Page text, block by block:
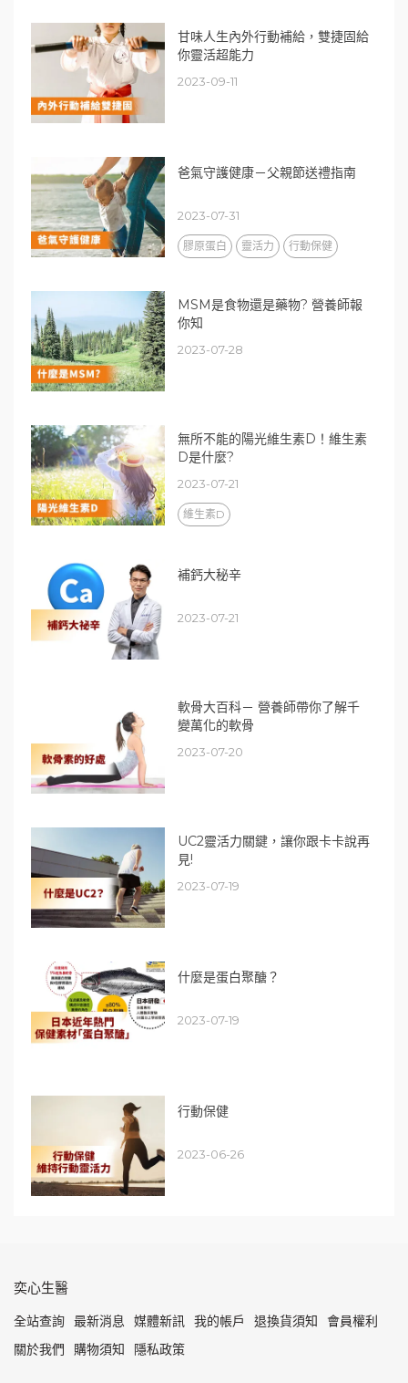
甘味人生內外行動補給，雙捷固給
你靈活超能力
2023-09-11
爸氣守護健康－父親節送禮指南
2023-07-31
膠原蛋白 靈活力 行動保健
MSM是食物還是藥物? 營養師報
你知
2023-07-28
無所不能的陽光維生素D！維生素
D是什麼?
2023-07-21
維生素D
補鈣大秘辛
2023-07-21
軟骨大百科－ 營養師帶你了解千
變萬化的軟骨
2023-07-20
UC2靈活力關鍵，讓你跟卡卡說再
見!
2023-07-19
什麼是蛋白聚醣？
2023-07-19
行動保健
2023-06-26
奕心生醫
全站查詢 最新消息 媒體新訊 我的帳戶 退換貨須知
會員權利
關於我們
購物須知 隱私政策